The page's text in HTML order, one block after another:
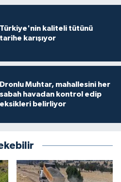
Türkiye'nin kaliteli tütünü
tarihe karışıyor
Dronlu Muhtar, mahallesini her
sabah havadan kontrol edip
eksikleri belirliyor